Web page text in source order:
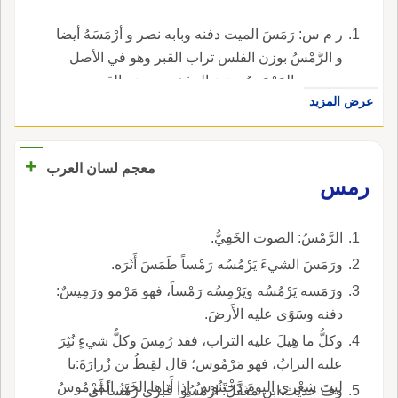
ر م س: رَمَسَ الميت دفنه وبابه نصر و أرْمَسَهُ أيضا
و الرَّمْسُ بوزن الفلس تراب القبر وهو في الأصل
مصدر و المَرْمَسُ بوزن المذهب موضع القبر.
عرض المزيد
معجم لسان العرب
+
رمس
الرَّمْسُ: الصوت الخَفِيُّ.
ورَمَسَ الشيءَ يَرْمُسُه رَمْساً طَمَسَ أَثَرَه.
ورَمَسه يَرْمُسُه ويَرْمِسُه رَمْساً، فهو مَرْمو ورَمِيسٌ:
دفنه وسَوًى عليه الأَرضَ.
وكلُّ ما هِيلَ عليه التراب، فقد رُمِسَ وكلُّ شيءٍ نُثِرَ
عليه الترابُ، فهو مَرْمُوس؛ قال لقِيطُ بن زُرارَةَ:يا
ليتَ شِعْري اليومَ دَخْتَنُوسُ إِذا أَتاها الخَبَرُ المَرْمُوسُ
وف حديث ابن مغَفَّل: ارْمُسُوا قبري رَمْساً أَي